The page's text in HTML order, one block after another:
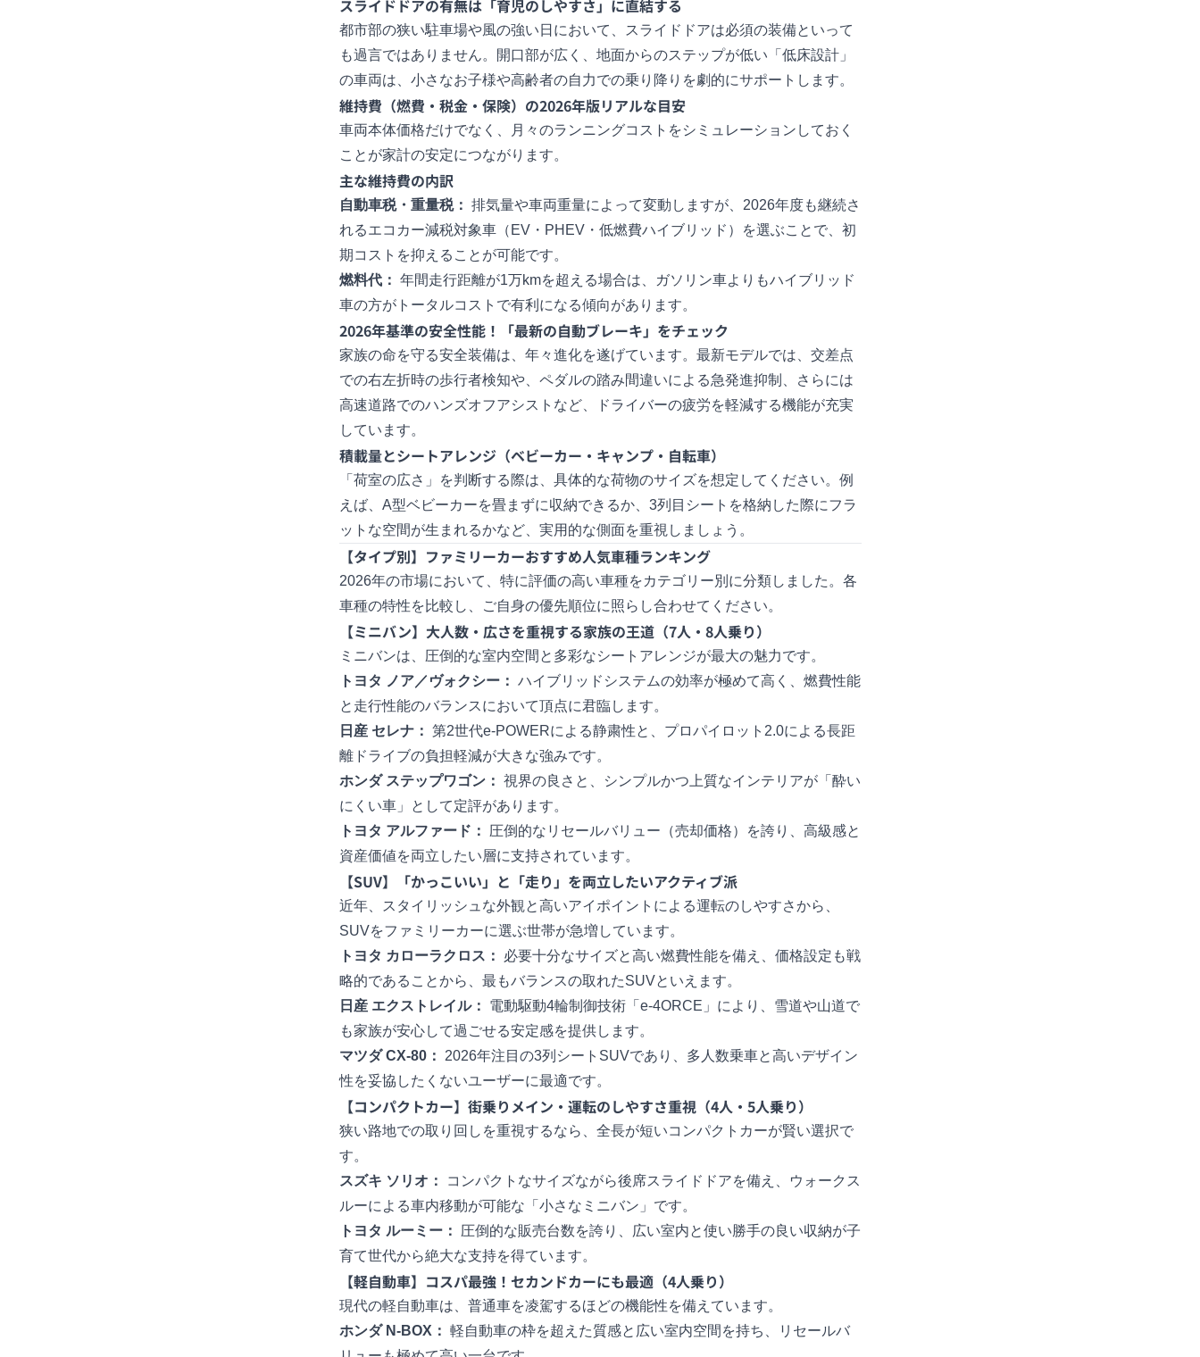
スライドドアの有無は「育児のしやすさ」に直結する
都市部の狭い駐車場や風の強い日において、スライドドアは必須の装備といって
も過言ではありません。開口部が広く、地面からのステップが低い「低床設計」
の車両は、小さなお子様や高齢者の自力での乗り降りを劇的にサポートします。
維持費（燃費・税金・保険）の2026年版リアルな目安
車両本体価格だけでなく、月々のランニングコストをシミュレーションしておく
ことが家計の安定につながります。
主な維持費の内訳
自動車税・重量税： 排気量や車両重量によって変動しますが、2026年度も継続さ
れるエコカー減税対象車（EV・PHEV・低燃費ハイブリッド）を選ぶことで、初
期コストを抑えることが可能です。
燃料代： 年間走行距離が1万kmを超える場合は、ガソリン車よりもハイブリッド
車の方がトータルコストで有利になる傾向があります。
2026年基準の安全性能！「最新の自動ブレーキ」をチェック
家族の命を守る安全装備は、年々進化を遂げています。最新モデルでは、交差点
での右左折時の歩行者検知や、ペダルの踏み間違いによる急発進抑制、さらには
高速道路でのハンズオフアシストなど、ドライバーの疲労を軽減する機能が充実
しています。
積載量とシートアレンジ（ベビーカー・キャンプ・自転車）
「荷室の広さ」を判断する際は、具体的な荷物のサイズを想定してください。例
えば、A型ベビーカーを畳まずに収納できるか、3列目シートを格納した際にフラ
ットな空間が生まれるかなど、実用的な側面を重視しましょう。
【タイプ別】ファミリーカーおすすめ人気車種ランキング
2026年の市場において、特に評価の高い車種をカテゴリー別に分類しました。各
車種の特性を比較し、ご自身の優先順位に照らし合わせてください。
【ミニバン】大人数・広さを重視する家族の王道（7人・8人乗り）
ミニバンは、圧倒的な室内空間と多彩なシートアレンジが最大の魅力です。
トヨタ ノア／ ヴォクシー： ハイブリッドシステムの効率が極めて高く、燃費性能
と走行性能のバランスにおいて頂点に君臨します。
日産 セレナ： 第2世代e-POWERによる静粛性と、プロパイロット2.0による長距
離ドライブの負担軽減が大きな強みです。
ホンダ ステップワゴン： 視界の良さと、シンプルかつ上質なインテリアが「酔い
にくい車」として定評があります。
トヨタ アルファード ：
圧倒的なリセールバリュー（売却価格）を誇り、高級感と
資産価値を両立したい層に支持されています。
【SUV】「かっこいい」と「走り」を両立したいアクティブ派
近年、スタイリッシュな外観と高いアイポイントによる運転のしやすさから、
SUVをファミリーカーに選ぶ世帯が急増しています。
トヨタ カローラクロス ：
必要十分なサイズと高い燃費性能を備え、価格設定も戦
略的であることから、最もバランスの取れたSUVといえます。
日産 エクストレイル：
電動駆動4輪制御技術「e-4ORCE」により、雪道や山道で
も家族が安心して過ごせる安定感を提供します。
マツダ CX-80：
2026年注目の3列シートSUVであり、多人数乗車と高いデザイン
性を妥協したくないユーザーに最適です。
【コンパクトカー】街乗りメイン・運転のしやすさ重視（4人・5人乗り）
狭い路地での取り回しを重視するなら、全長が短いコンパクトカーが賢い選択で
す。
スズキ ソリオ ：
コンパクトなサイズながら後席スライドドアを備え、ウォークス
ルーによる車内移動が可能な「小さなミニバン」です。
トヨタ ルーミー：
圧倒的な販売台数を誇り、広い室内と使い勝手の良い収納が子
育て世代から絶大な支持を得ています。
【軽自動車】コスパ最強！セカンドカーにも最適（4人乗り）
現代の軽自動車は、普通車を凌駕するほどの機能性を備えています。
ホンダ N-BOX ： 軽自動車の枠を超えた質感と広い室内空間を持ち、リセールバ